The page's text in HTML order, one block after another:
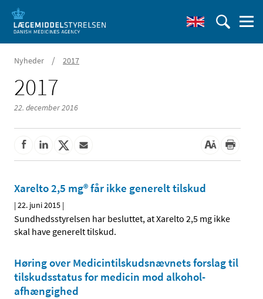
Nyheder / 2017
2017
22. december 2016
Xarelto 2,5 mg® får ikke generelt tilskud
|22. juni 2015 |
Sundhedsstyrelsen har besluttet, at Xarelto 2,5 mg ikke
skal have generelt tilskud.
Høring over Medicintilskuds­nævnets forslag til
tilskudsstatus for medicin mod alkohol­
afhængighed